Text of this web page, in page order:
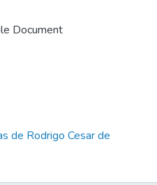
Document
de Rodrigo Cesar de